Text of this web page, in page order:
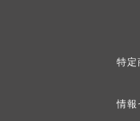
特
情報